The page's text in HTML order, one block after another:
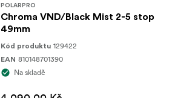
POLARPRO
Chroma VND/Black Mist 2-5 stop
49mm
Kód produktu 129422
EAN 810148701390
Na skladě